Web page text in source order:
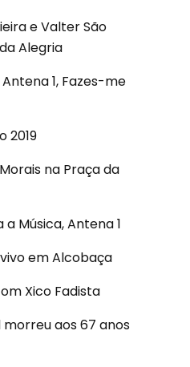
e Valter São
Alegria
1, Fazes-me
2019
na Praça da
a Música, Antena 1
em Alcobaça
Xico Fadista
morreu aos 67 anos